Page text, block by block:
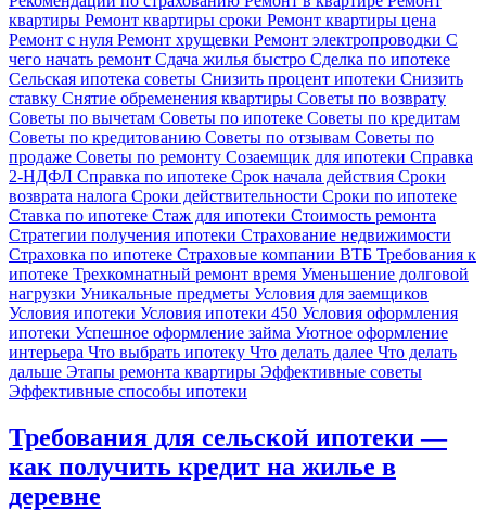
квартиры Ремонт квартиры сроки Ремонт квартиры цена
Ремонт с нуля Ремонт хрущевки Ремонт электропроводки С
чего начать ремонт Сдача жилья быстро Сделка по ипотеке
Сельская ипотека советы Снизить процент ипотеки Снизить
ставку Снятие обременения квартиры Советы по возврату
Советы по вычетам Советы по ипотеке Советы по кредитам
Советы по кредитованию Советы по отзывам Советы по
продаже Советы по ремонту Созаемщик для ипотеки Справка
2-НДФЛ Справка по ипотеке Срок начала действия Сроки
возврата налога Сроки действительности Сроки по ипотеке
Ставка по ипотеке Стаж для ипотеки Стоимость ремонта
Стратегии получения ипотеки Страхование недвижимости
Страховка по ипотеке Страховые компании ВТБ Требования к
ипотеке Трехкомнатный ремонт время Уменьшение долговой
нагрузки Уникальные предметы Условия для заемщиков
Условия ипотеки Условия ипотеки 450 Условия оформления
ипотеки Успешное оформление займа Уютное оформление
интерьера Что выбрать ипотеку Что делать далее Что делать
дальше Этапы ремонта квартиры Эффективные советы
Эффективные способы ипотеки
Требования для сельской ипотеки —
как получить кредит на жилье в
деревне